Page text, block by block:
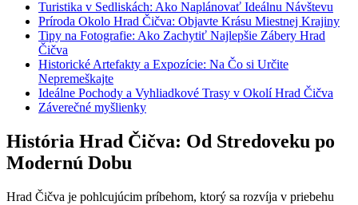
Turistika v Sedliskách: Ako Naplánovať Ideálnu Návštevu
Príroda Okolo Hrad Čičva: Objavte Krásu Miestnej Krajiny
Tipy na Fotografie: Ako Zachytiť Najlepšie Zábery Hrad
Čičva
Historické Artefakty a Expozície: Na Čo si Určite
Nepremeškajte
Ideálne Pochody a Vyhliadkové Trasy v Okolí Hrad Čičva
Záverečné myšlienky
História Hrad Čičva: Od Stredoveku po
Modernú Dobu
Hrad Čičva je pohlcujúcim príbehom, ktorý sa rozvíja v priebehu